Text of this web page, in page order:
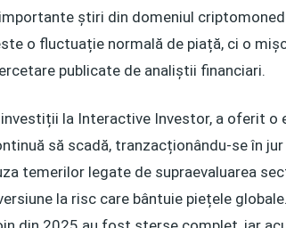
știri din domeniul
o fluctuație normală de piață, ci o
publicate de analiștii financiari.
la Interactive Investor, a oferit o
să scadă, tranzacționându-se în
temerilor legate de supraevaluarea
la risc care bântuie piețele